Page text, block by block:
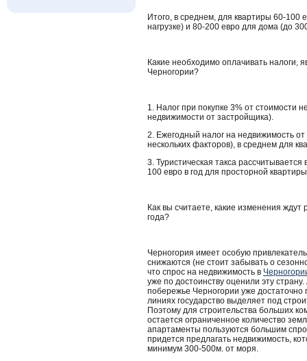
Итого, в среднем, для квартиры 60-100
нагрузке) и 80-200 евро для дома (до
Какие необходимо оплачивать налоги,
Черногории?
1. Налог при покупке 3% от стоимости
недвижимости от застройщика).
2. Ежегодный налог на недвижимость
нескольких факторов), в среднем для
3. Туристическая такса
100 евро в год для просторной
Как вы считаете, какие изменения
года?
Черногория имеет особую
снижаются (не стоит забывать о
что спрос на недвижимость в
уже по достоинству оценили эту
побережье Черногории уже
линиях государство выделяет под
Поэтому для строительства больших
остается ограниченное количество
апартаменты пользуются большим
придется предлагать недвижимость,
минимум 300-500м. от моря.